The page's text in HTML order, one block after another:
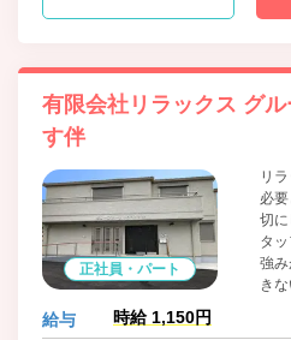
有限会社リラックス グ
す伴
正社員・パート
リ
必
切
タ
強
き
給与 時給 1,150円